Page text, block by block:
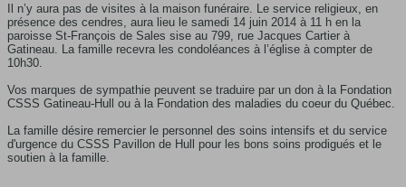
Il n’y aura pas de visites à la maison funéraire. Le service religieux, en
présence des cendres, aura lieu le samedi 14 juin 2014 à 11 h en la
paroisse St-François de Sales sise au 799, rue Jacques Cartier à
Gatineau. La famille recevra les condoléances à l’église à compter de
10h30.
Vos marques de sympathie peuvent se traduire par un don à la Fondation
CSSS Gatineau-Hull ou à la Fondation des maladies du coeur du Québec.
La famille désire remercier le personnel des soins intensifs et du service
d'urgence du CSSS Pavillon de Hull pour les bons soins prodigués et le
soutien à la famille.